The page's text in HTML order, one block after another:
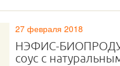
27 февраля 2018
НЭФИС-
соус с